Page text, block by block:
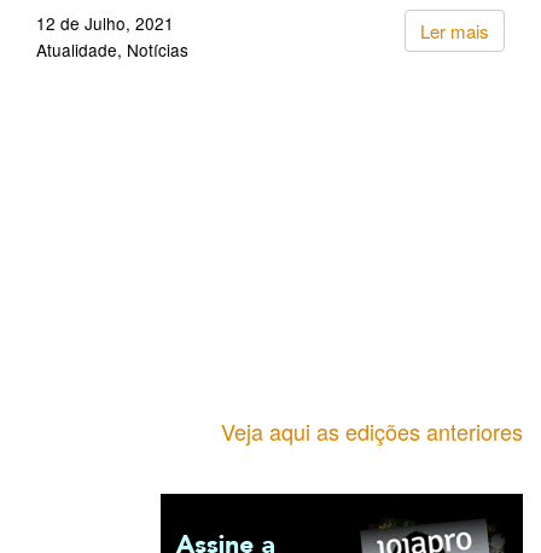
Ler mais
12 de Julho, 2021
Atualidade Notícias
Veja aqui as edições anteriores